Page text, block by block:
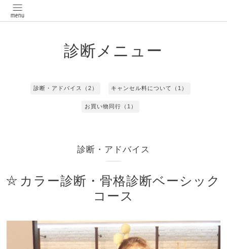
診断メニュー
診断・アドバイス（2） キャンセル料について（1）
お買い物同行（1）
診断・アドバイス
カラー診断・骨格診断ベーシック
コース